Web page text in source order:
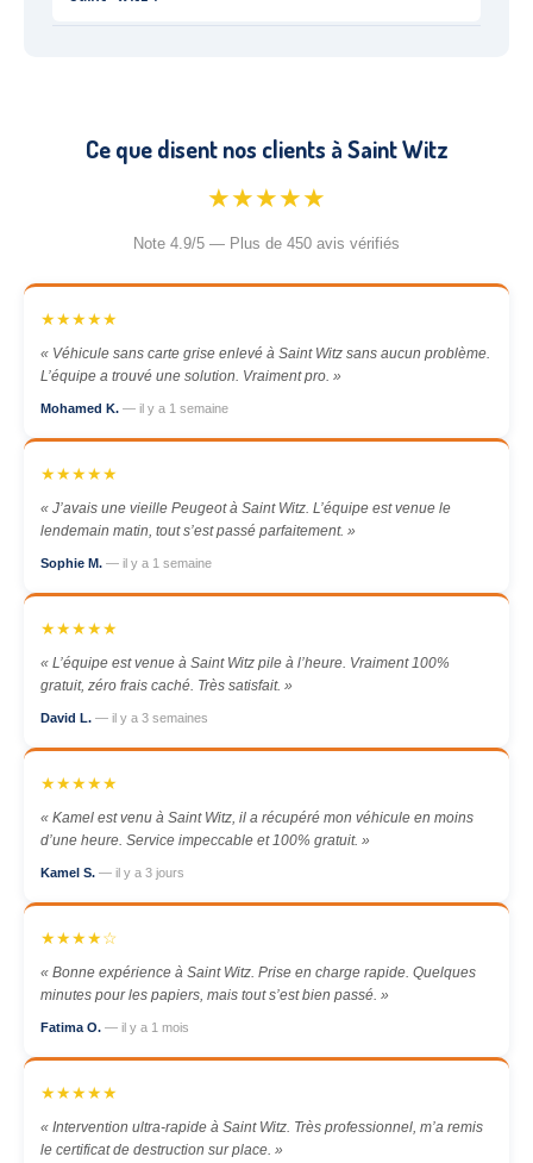
Ce que disent nos clients à Saint Witz
★★★★★
Note 4.9/5 — Plus de 450 avis vérifiés
★★★★★
« Véhicule sans carte grise enlevé à Saint Witz sans aucun problème.
L’équipe a trouvé une solution. Vraiment pro. »
Mohamed K. — il y a 1 semaine
★★★★★
« J’avais une vieille Peugeot à Saint Witz. L’équipe est venue le
lendemain matin, tout s’est passé parfaitement. »
Sophie M. — il y a 1 semaine
★★★★★
« L’équipe est venue à Saint Witz pile à l’heure. Vraiment 100%
gratuit, zéro frais caché. Très satisfait. »
David L. — il y a 3 semaines
★★★★★
« Kamel est venu à Saint Witz, il a récupéré mon véhicule en moins
d’une heure. Service impeccable et 100% gratuit. »
Kamel S. — il y a 3 jours
★★★★☆
« Bonne expérience à Saint Witz. Prise en charge rapide. Quelques
minutes pour les papiers, mais tout s’est bien passé. »
Fatima O. — il y a 1 mois
★★★★★
« Intervention ultra-rapide à Saint Witz. Très professionnel, m’a remis
le certificat de destruction sur place. »